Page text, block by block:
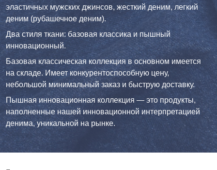
эластичных мужских джинсов, жесткий деним, легкий
деним (рубашечное деним).
Два стиля ткани: базовая классика и пышный
инновационный.
Базовая классическая коллекция в основном имеется
на складе. Имеет конкурентоспособную цену,
небольшой минимальный заказ и быструю доставку.
Пышная инновационная коллекция — это продукты,
наполненные нашей инновационной интерпретацией
денима, уникальной на рынке.